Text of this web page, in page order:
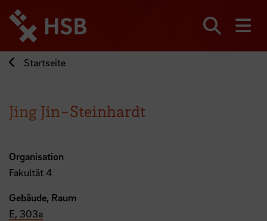
zum
Seiteninhalt
springen
Startseite
Jing Jin-Steinhardt
Organisation
Fakultät 4
Gebäude, Raum
E, 303a